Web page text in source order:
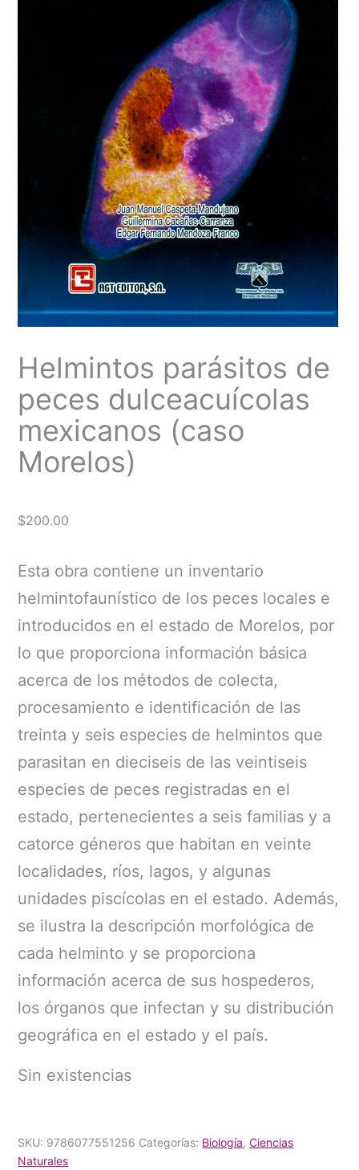
Helmintos parásitos de
peces dulceacuícolas
mexicanos (caso
Morelos)
$200.00
Esta obra contiene un inventario
helmintofaunístico de los peces locales e
introducidos en el estado de Morelos, por
lo que proporciona información básica
acerca de los métodos de colecta,
procesamiento e identificación de las
treinta y seis especies de helmintos que
parasitan en dieciseis de las veintiseis
especies de peces registradas en el
estado, pertenecientes a seis familias y a
catorce géneros que habitan en veinte
localidades, ríos, lagos, y algunas
unidades piscícolas en el estado. Además,
se ilustra la descripción morfológica de
cada helminto y se proporciona
información acerca de sus hospederos,
los órganos que infectan y su distribución
geográfica en el estado y el país.
Sin existencias
SKU: 9786077551256 Categorías: Biología,Ciencias
Naturales